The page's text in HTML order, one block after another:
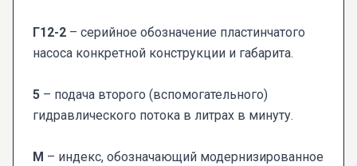
Г12-2 – серийное обозначение пластинчатого
насоса конкретной конструкции и габарита.
5 – подача второго (вспомогательного)
гидравлического потока в литрах в минуту.
М – индекс, обозначающий модернизированное